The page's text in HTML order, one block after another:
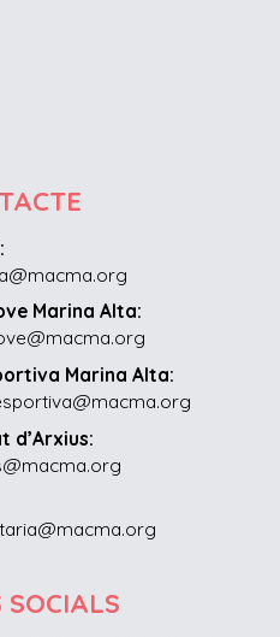
Marina Alta:
Marina Alta:
d’Arxius:
SOCIALS